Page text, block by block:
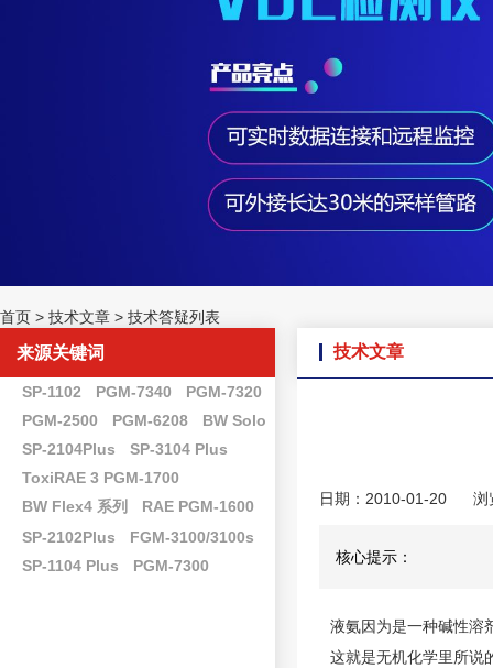
首页 > 技术文章 > 技术答疑列表
来源关键词
SP-1102 PGM-7340
PGM-7320
PGM-2500
PGM-6208
BW Solo
SP-2104Plus
SP-3104 Plus
ToxiRAE 3 PGM-1700
BW Flex4 系列
RAE PGM-1600
SP-2102Plus
FGM-3100/3100s
SP-1104 Plus
PGM-7300
技术文章
日期：2010-01-20 浏
核心提示：
液氨因为是一种碱性溶
这就是无机化学里所说